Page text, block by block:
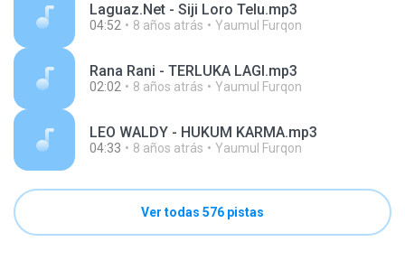
Laguaz.Net - Siji Loro Telu.mp3
04:52 8 años atrás Yaumul Furqon
Rana Rani - TERLUKA LAGI.mp3
02:02 8 años atrás Yaumul Furqon
LEO WALDY - HUKUM KARMA.mp3
04:33 8 años atrás Yaumul Furqon
Ver todas 576 pistas